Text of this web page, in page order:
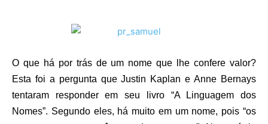
O que há por trás de um nome que lhe confere valor?
Esta foi a pergunta que Justin Kaplan e Anne Bernays
tentaram responder em seu livro “A Linguagem dos
Nomes”. Segundo eles, há muito em um nome, pois “os